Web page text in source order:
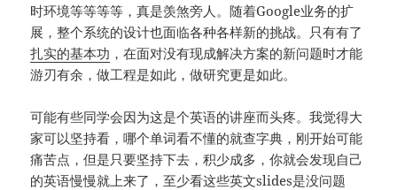
时环境等等等等，真是羡煞旁人。随着Google业务的扩
展，整个系统的设计也面临各种各样新的挑战。只有有了
扎实的基本功 ，在面对没有现成解决方案的新问题时才能
游刃有余，做工程是如此，做研究更是如此。
可能有些同学会因为这是个英语的讲座而头疼。我觉得大
家可以坚持看，哪个单词看不懂的就查字典，刚开始可能
痛苦点，但是只要坚持下去，积少成多，你就会发现自己
的英语慢慢就上来了，至少看这些英文slides是没问题